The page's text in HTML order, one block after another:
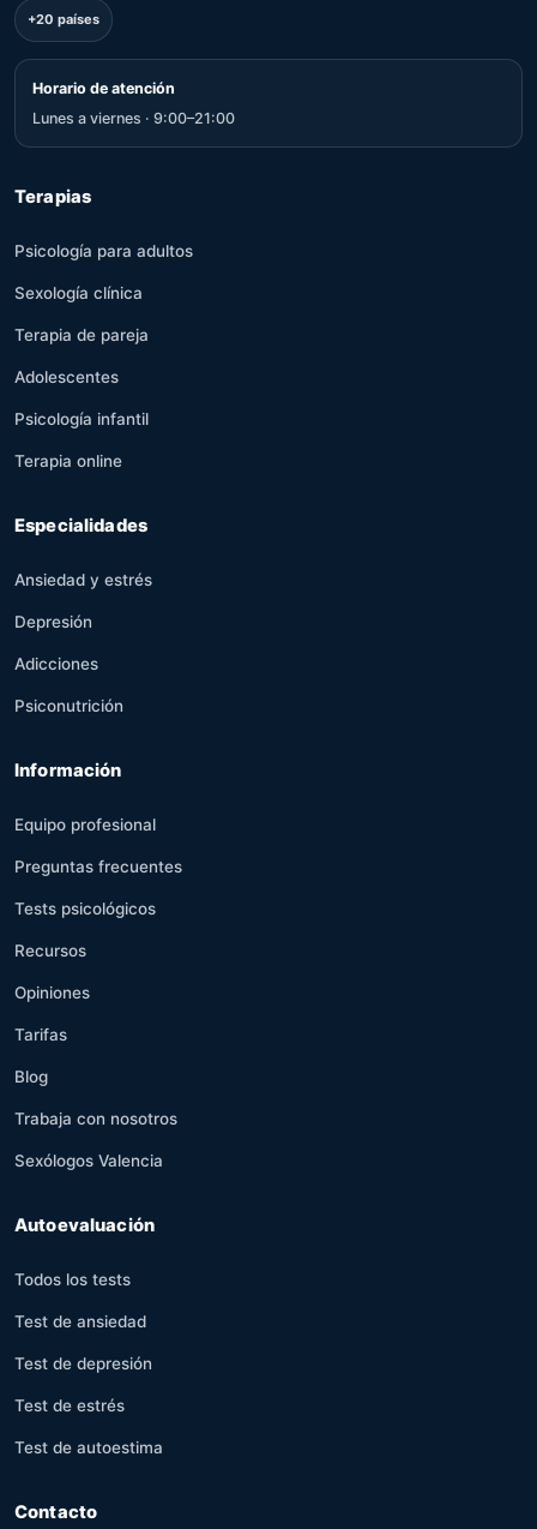
+20 países
Horario de atención
Lunes a viernes · 9:00–21:00
Terapias
Psicología para adultos
Sexología clínica
Terapia de pareja
Adolescentes
Psicología infantil
Terapia online
Especialidades
Ansiedad y estrés
Depresión
Adicciones
Psiconutrición
Información
Equipo profesional
Preguntas frecuentes
Tests psicológicos
Recursos
Opiniones
Tarifas
Blog
Trabaja con nosotros
Sexólogos Valencia
Autoevaluación
Todos los tests
Test de ansiedad
Test de depresión
Test de estrés
Test de autoestima
Contacto